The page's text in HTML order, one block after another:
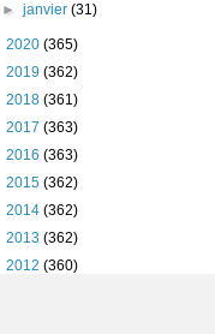
►janvier(31)
2020 (365)
2019 (362)
2018 (361)
2017 (363)
2016 (363)
2015 (362)
2014 (362)
2013 (362)
2012 (360)